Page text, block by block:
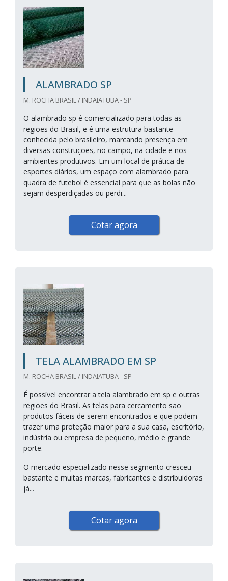
ALAMBRADO SP
M. ROCHA BRASIL / INDAIATUBA - SP
O alambrado sp é comercializado para todas as
regiões do Brasil, e é uma estrutura bastante
conhecida pelo brasileiro, marcando presença em
diversas construções, no campo, na cidade e nos
ambientes produtivos. Em um local de prática de
esportes diários, um espaço com alambrado para
quadra de futebol é essencial para que as bolas não
sejam desperdiçadas ou perdi...
Cotar agora
TELA ALAMBRADO EM SP
M. ROCHA BRASIL / INDAIATUBA - SP
É possível encontrar a tela alambrado em sp e outras
regiões do Brasil. As telas para cercamento são
produtos fáceis de serem encontrados e que podem
trazer uma proteção maior para a sua casa, escritório,
indústria ou empresa de pequeno, médio e grande
porte.
O mercado especializado nesse segmento cresceu
bastante e muitas marcas, fabricantes e distribuidoras
já...
Cotar agora